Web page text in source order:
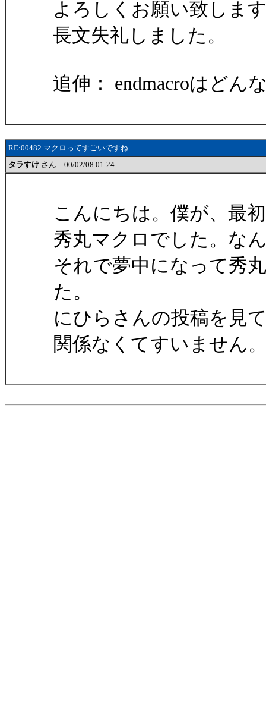
よろしくお願い致しま
長文失礼しました。
追伸： endmacroはどん
RE:00482 マクロってすごいですね
タラすけ さん 00/02/08 01:24
こんにちは。僕が、最
秀丸マクロでした。な
それで夢中になって秀
た。
にひらさんの投稿を見
関係なくてすいません